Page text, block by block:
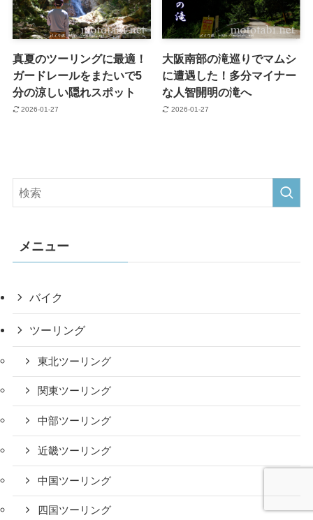
真夏のツーリングに最適！
ガードレールをまたいで5
分の涼しい隠れスポット
2026-01-27
大阪南部の滝巡りでマムシ
に遭遇した！多分マイナー
な人智開明の滝へ
2026-01-27
メニュー
バイク
ツーリング
東北ツーリング
関東ツーリング
中部ツーリング
近畿ツーリング
中国ツーリング
四国ツーリング